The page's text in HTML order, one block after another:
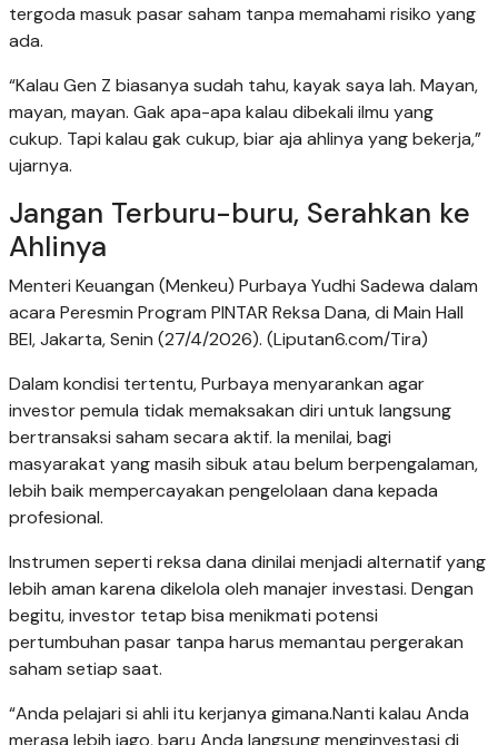
tergoda masuk pasar saham tanpa memahami risiko yang
ada.
“Kalau Gen Z biasanya sudah tahu, kayak saya lah. Mayan,
mayan, mayan. Gak apa-apa kalau dibekali ilmu yang
cukup. Tapi kalau gak cukup, biar aja ahlinya yang bekerja,”
ujarnya.
Jangan Terburu-buru, Serahkan ke
Ahlinya
Menteri Keuangan (Menkeu) Purbaya Yudhi Sadewa dalam
acara Peresmin Program PINTAR Reksa Dana, di Main Hall
BEI, Jakarta, Senin (27/4/2026). (Liputan6.com/Tira)
Dalam kondisi tertentu, Purbaya menyarankan agar
investor pemula tidak memaksakan diri untuk langsung
bertransaksi saham secara aktif. Ia menilai, bagi
masyarakat yang masih sibuk atau belum berpengalaman,
lebih baik mempercayakan pengelolaan dana kepada
profesional.
Instrumen seperti reksa dana dinilai menjadi alternatif yang
lebih aman karena dikelola oleh manajer investasi. Dengan
begitu, investor tetap bisa menikmati potensi
pertumbuhan pasar tanpa harus memantau pergerakan
saham setiap saat.
“Anda pelajari si ahli itu kerjanya gimana.Nanti kalau Anda
merasa lebih jago, baru Anda langsung menginvestasi di